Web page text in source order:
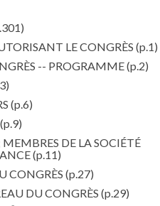
LE CONGRÈS (p.1)
-- PROGRAMME(p.2)
(p.6)
(p.9)
DE LA SOCIÉTÉ
(p.11)
CONGRÈS (p.27)
DU CONGRÈS (p.29)